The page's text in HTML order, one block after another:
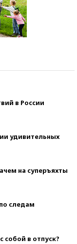
в России
удивительных
на суперъяхты
следам
собой в отпуск?